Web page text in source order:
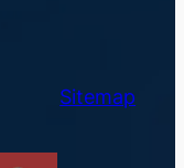
Sitemap